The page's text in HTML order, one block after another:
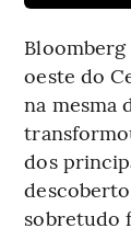
oeste do
na mesma
dos
sobretudo